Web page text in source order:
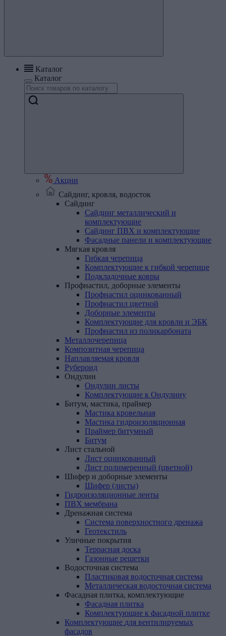
Каталог
Каталог
Акции
Сайдинг, кровля, водосток
Сайдинг
Сайдинг металлический и
комплектующие
Сайдинг ПВХ и комплектующие
Фасадные панели и комплектующие
Мягкая кровля
Гибкая черепица
Комплектующие к гибкой черепице
Подкладочные ковры
Профнастил, доборные элементы
Профнастил оцинкованный
Профнастил цветной
Доборные элементы
Комплектующие для кровли и ЭБК
Профнастил из поликарбоната
Металлочерепица
Композитная черепица
Наплавляемая кровля
Рубероид
Ондулин
Ондулин листы
Комплектующие к Ондулину
Битум, мастика, праймер
Мастика кровельная
Мастика гидроизоляционная
Праймер битумный
Битум
Лист стальной
Лист оцинкованный
Лист полимеренный (цветной)
Шифер и доборные элементы
Шифер (листы)
Гидроизоляционные ленты
ПВХ мембрана
Дренажная система
Система поверхностного дренажа
Геотекстиль
Уличные покрытия
Террасная доска
Газонные решетки
Водосточная система
Пластиковая водосточная система
Металлическая водосточная система
Фасадная плитка, комплектующие
Фасадная плитка
Комплектующие к фасадной плитке
Комплектующие для вентилируемых
фасадов